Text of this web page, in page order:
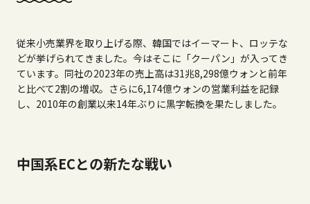
従来小売業界を取り上げる際、韓国ではイーマート、ロッテな
どが挙げられてきました。今はそこに「クーパン」が入ってき
ています。同社の2023年の売上高は31兆8,298億ウォンと前年
と比べて2割の増収。さらに6,174億ウォンの営業利益を記録
し、 2010年の創業以来14年ぶりに黒字転換を果たしました。
中国系ECとの新たな戦い